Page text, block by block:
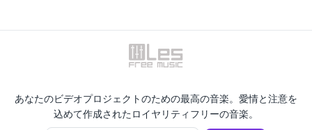
あなたのビデオプロジェクトのための最高の音楽。愛情と注意を
込めて作成されたロイヤリティフリーの音楽。